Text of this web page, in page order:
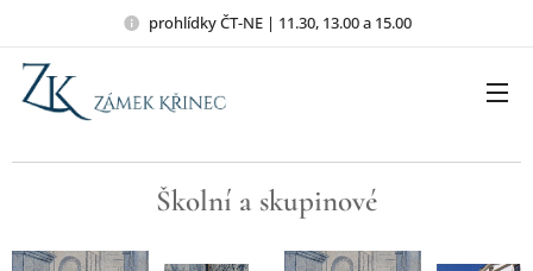
prohlídky ČT-NE | 11.30, 13.00 a 15.00
Školní a skupinové